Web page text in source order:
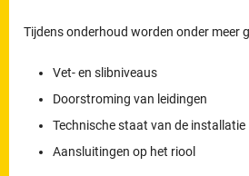
Tijdens onderhoud worden onder meer
Vet- en slibniveaus
Doorstroming van leidingen
Technische staat van de installatie
Aansluitingen op het riool